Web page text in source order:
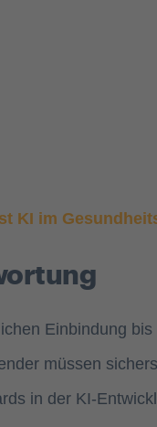
KI im
Einbindung
müssen
in der KI-